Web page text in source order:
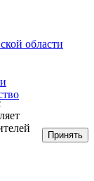
области
Принять